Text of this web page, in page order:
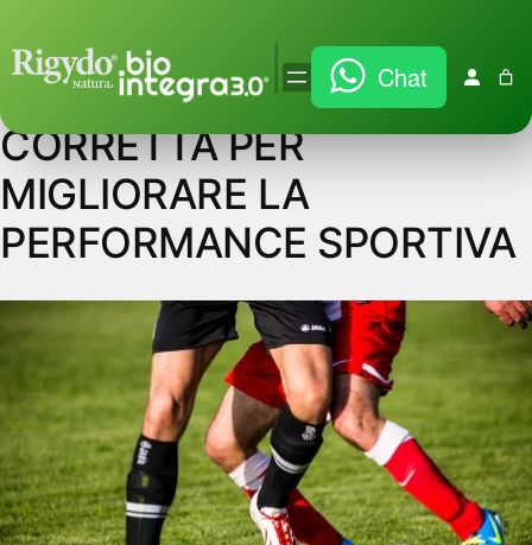
Vai
al
contenuto
| Chat
L’ALIMENTAZIONE
CORRETTA PER
MIGLIORARE LA
PERFORMANCE SPORTIVA